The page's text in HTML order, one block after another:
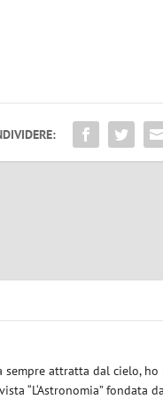
sempre attratta dal cielo,
“L‘Astronomia” fondata